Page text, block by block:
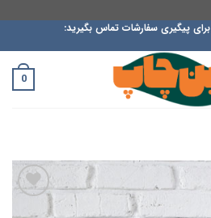
پیگیری سفارشات تماس بگیرید:
0